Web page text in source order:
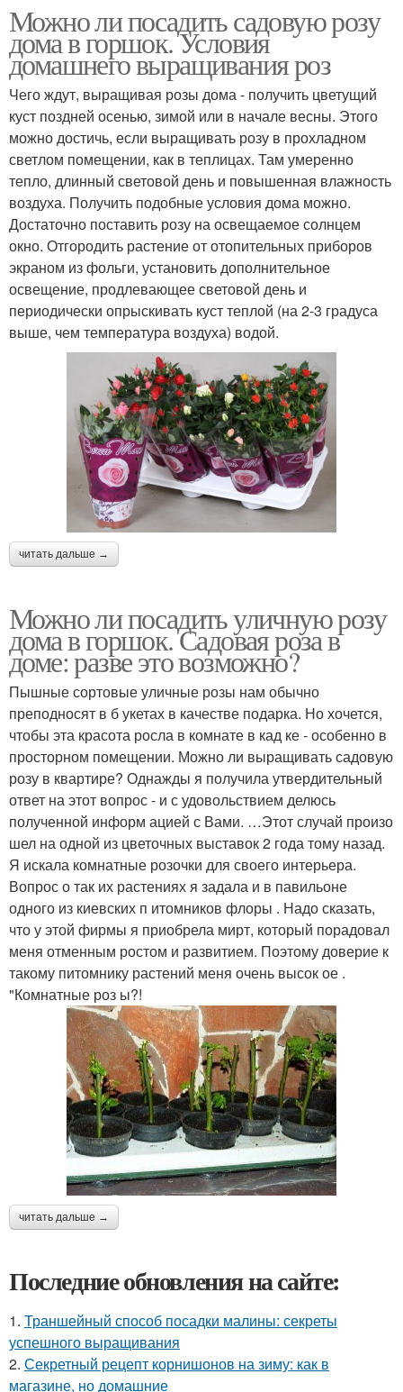
Можно ли посадить садовую розу
дома в горшок. Условия
домашнего выращивания роз
Чего ждут, выращивая розы дома - получить цветущий
куст поздней осенью, зимой или в начале весны. Этого
можно достичь, если выращивать розу в прохладном
светлом помещении, как в теплицах. Там умеренно
тепло, длинный световой день и повышенная влажность
воздуха. Получить подобные условия дома можно.
Достаточно поставить розу на освещаемое солнцем
окно. Отгородить растение от отопительных приборов
экраном из фольги, установить дополнительное
освещение, продлевающее световой день и
периодически опрыскивать куст теплой (на 2-3 градуса
выше, чем температура воздуха) водой.
читать дальше →
Можно ли посадить уличную розу
дома в горшок. Садовая роза в
доме: разве это возможно?
Пышные сортовые уличные розы нам обычно
преподносят в б укетах в качестве подарка. Но хочется,
чтобы эта красота росла в комнате в кад ке - особенно в
просторном помещении. Можно ли выращивать садовую
розу в квартире? Однажды я получила утвердительный
ответ на этот вопрос - и с удовольствием делюсь
полученной информ ацией с Вами. …Этот случай произо
шел на одной из цветочных выставок 2 года тому назад.
Я искала комнатные розочки для своего интерьера.
Вопрос о так их растениях я задала и в павильоне
одного из киевских п итомников флоры . Надо сказать,
что у этой фирмы я приобрела мирт, который порадовал
меня отменным ростом и развитием. Поэтому доверие к
такому питомнику растений меня очень высок ое .
"Комнатные роз ы?!
читать дальше →
Последние обновления на сайте:
1. Траншейный способ посадки малины: секреты
успешного выращивания
2. Секретный рецепт корнишонов на зиму: как в
магазине, но домашние